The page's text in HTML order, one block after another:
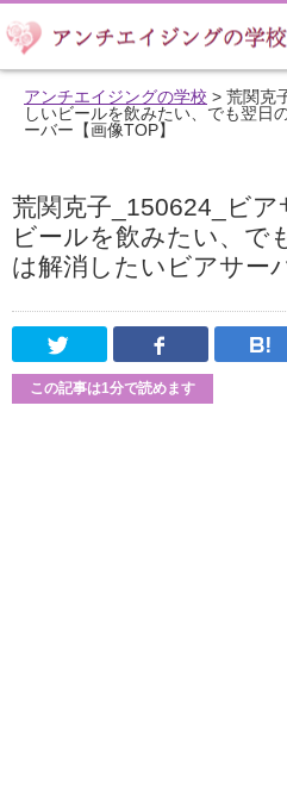
アンチエイジングの学校 > 荒関克
しいビールを飲みたい、でも翌日
ーバー【画像TOP】
荒関克子_150624_ビ
ビールを飲みたい、で
は解消したいビアサー
Twitter
この記事は1分で読めます